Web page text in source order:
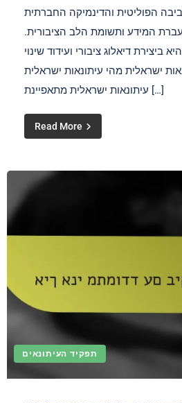
הפוליטית והדינמיקה החברתית
המידע ותשומת הלב הציבורית.
ביצירת דיאלוג ציבורי ועידוד שינוי
ישראלית מהי עיתונאות ישראלית
עיתונאות ישראלית מתאפיינת […]
Read More
תפקיד העיתונאים